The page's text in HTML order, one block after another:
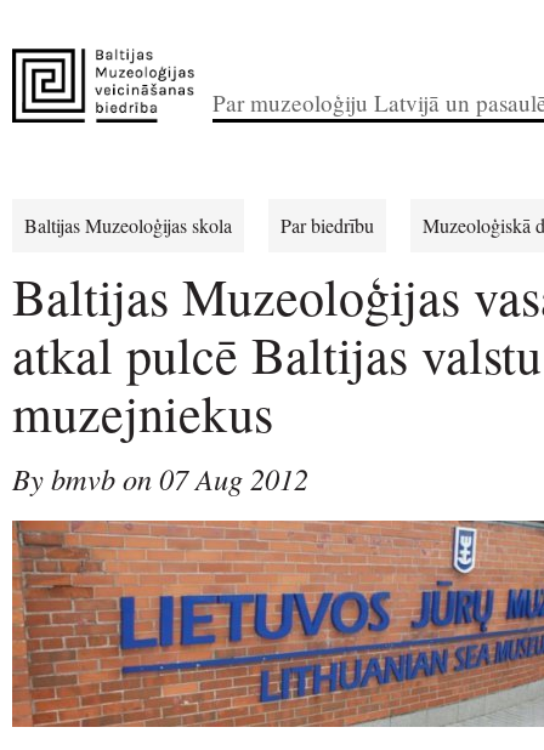
Par muzeoloģiju Latvijā un
Baltijas Muzeoloģijas skola Par biedrību Muzeoloģiskā
Baltijas Muzeoloģijas
atkal pulcē Baltijas valstu
muzejniekus
By bmvb on 07 Aug 2012